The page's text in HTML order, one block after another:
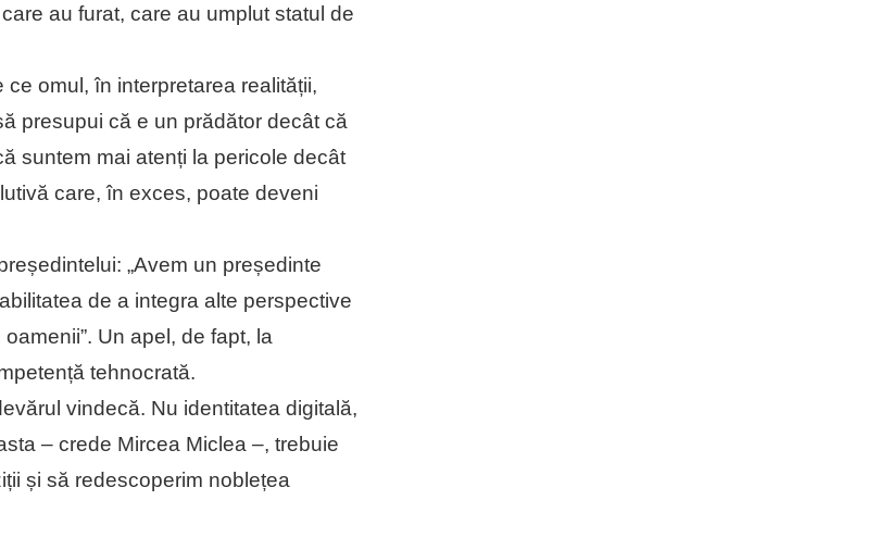
au furat, care au umplut statul de
omul, în interpretarea realității,
presupui că e un prădător decât că
suntem mai atenți la pericole decât
care, în exces, poate deveni
„Avem un președinte
de a integra alte perspective
Un apel, de fapt, la
tehnocrată.
vindecă. Nu identitatea digitală,
– crede Mircea Miclea –, trebuie
și să redescoperim noblețea